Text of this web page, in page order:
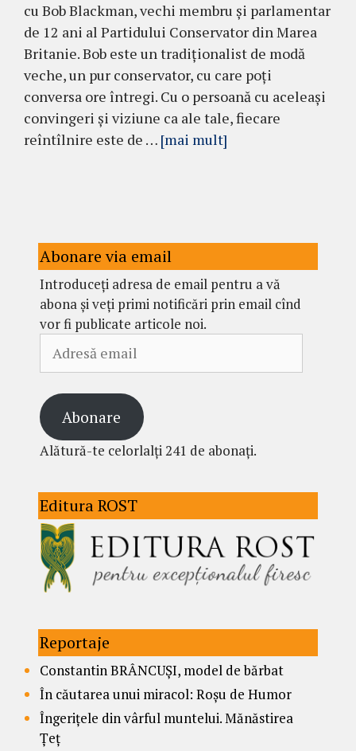
cu Bob Blackman, vechi membru și parlamentar
de 12 ani al Partidului Conservator din Marea
Britanie. Bob este un tradiționalist de modă
veche, un pur conservator, cu care poți
conversa ore întregi. Cu o persoană cu aceleași
convingeri și viziune ca ale tale, fiecare
reîntîlnire este de … [mai mult]
Abonare via email
Introduceți adresa de email pentru a vă
abona și veți primi notificări prin email cînd
vor fi publicate articole noi.
email
Abonare
Alătură-te celorlalți 241 de abonați.
Editura ROST
Reportaje
Constantin BRÂNCUȘI, model de bărbat
În căutarea unui miracol: Roșu de Humor
Îngerițele din vârful muntelui. Mănăstirea
Țeț